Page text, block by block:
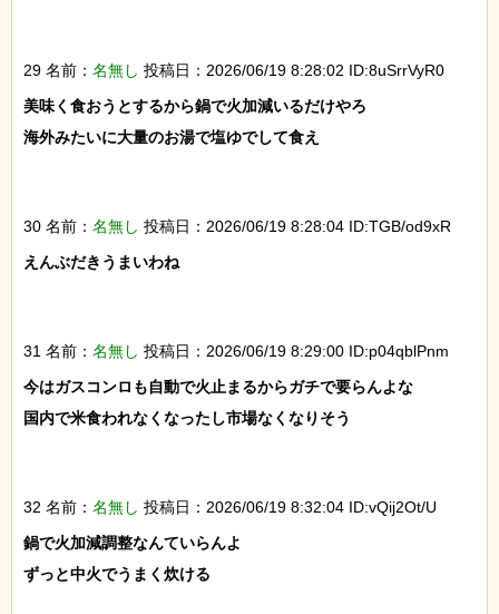
29 名前： 名無し 投稿日：2026/06/19 8:28:02 ID:8uSrrVyR0
美味く食おうとするから鍋で火加減いるだけやろ
海外みたいに大量のお湯で塩ゆでして食え
30 名前： 名無し 投稿日：2026/06/19 8:28:04 ID:TGB/od9xR
えんぶだきうまいわね
31 名前： 名無し 投稿日：2026/06/19 8:29:00 ID:p04qblPnm
今はガスコンロも自動で火止まるからガチで要らんよな
国内で米食われなくなったし市場なくなりそう
32 名前： 名無し 投稿日：2026/06/19 8:32:04 ID:vQij2Ot/U
鍋で火加減調整なんていらんよ
ずっと中火でうまく炊ける